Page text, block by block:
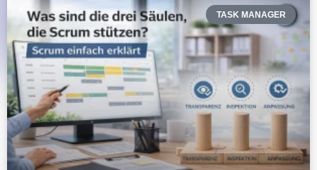
TASK MANAGER